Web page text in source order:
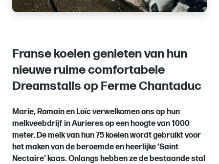
Franse koeien genieten van hun
nieuwe ruime comfortabele
Dreamstalls op Ferme Chantaduc
Marie, Romain en Loïc verwelkomen ons op hun
melkveebdrijf in Aurieres op een hoogte van 1000
meter. De melk van hun 75 koeien wordt gebruikt voor
het maken van de beroemde en heerlijke ‘Saint
Nectaire’ kaas. Onlangs hebben ze de bestaande stal